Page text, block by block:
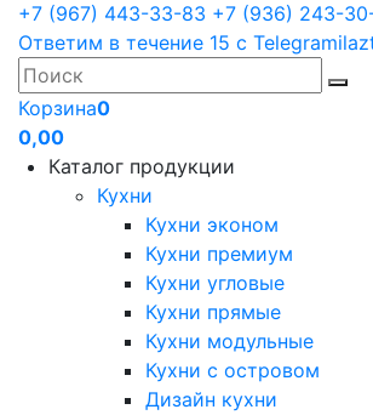
+7 (967) 443-33-83 +7 (936) 243-
Ответим в течение 15 с Telegram
Корзина0
0,00
Каталог продукции
Кухни
Кухни эконом
Кухни премиум
Кухни угловые
Кухни прямые
Кухни модульные
Кухни с островом
Дизайн кухни